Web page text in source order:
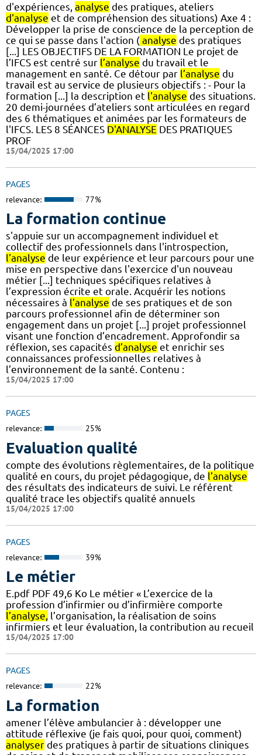
d'expériences, analyse des pratiques, ateliers
d'analyse et de compréhension des situations) Axe 4 :
Développer la prise de conscience de la perception de
ce qui se passe dans l'action ( analyse des pratiques
[...] LES OBJECTIFS DE LA FORMATION Le projet de
l’IFCS est centré sur l’analyse du travail et le
management en santé. Ce détour par l’analyse du
travail est au service de plusieurs objectifs : - Pour la
formation [...] la description et l'analyse des situations.
20 demi-journées d’ateliers sont articulées en regard
des 6 thématiques et animées par les formateurs de
l'IFCS. LES 8 SÉANCES D'ANALYSE DES PRATIQUES
PROF
15/04/2025 17:00
PAGES
relevance: 77%
La formation continue
s'appuie sur un accompagnement individuel et
collectif des professionnels dans l'introspection,
l'analyse de leur expérience et leur parcours pour une
mise en perspective dans l'exercice d'un nouveau
métier [...] techniques spécifiques relatives à
l’expression écrite et orale. Acquérir les notions
nécessaires à l’analyse de ses pratiques et de son
parcours professionnel afin de déterminer son
engagement dans un projet [...] projet professionnel
visant une fonction d’encadrement. Approfondir sa
réflexion, ses capacités d’analyse et enrichir ses
connaissances professionnelles relatives à
l’environnement de la santé. Contenu :
15/04/2025 17:00
PAGES
relevance: 25%
Evaluation qualité
compte des évolutions règlementaires, de la politique
qualité en cours, du projet pédagogique, de l’analyse
des résultats des indicateurs de suivi. Le référent
qualité trace les objectifs qualité annuels
15/04/2025 17:00
PAGES
relevance: 39%
Le métier
E.pdf PDF 49,6 Ko Le métier « L’exercice de la
profession d’infirmier ou d’infirmière comporte
l’analyse, l’organisation, la réalisation de soins
infirmiers et leur évaluation, la contribution au recueil
15/04/2025 17:00
PAGES
relevance: 22%
La formation
amener l’élève ambulancier à : développer une
attitude réflexive (je fais quoi, pour quoi, comment)
analyser des pratiques à partir de situations cliniques